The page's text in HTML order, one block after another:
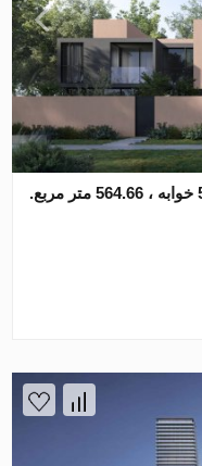
ویلا در Sharjah ، امارات متحده عربی 5 خوابه ، 564.66 متر مربع.